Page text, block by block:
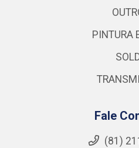
PINTURA
Fale
(81)